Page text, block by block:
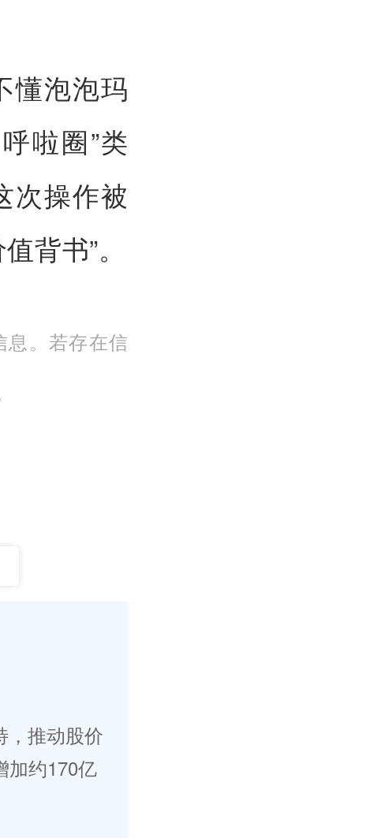
懂泡泡玛
啦圈”类
次操作被
背书”。
。若存在信
，推动股价
加约170亿